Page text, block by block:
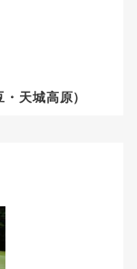
天城高原）